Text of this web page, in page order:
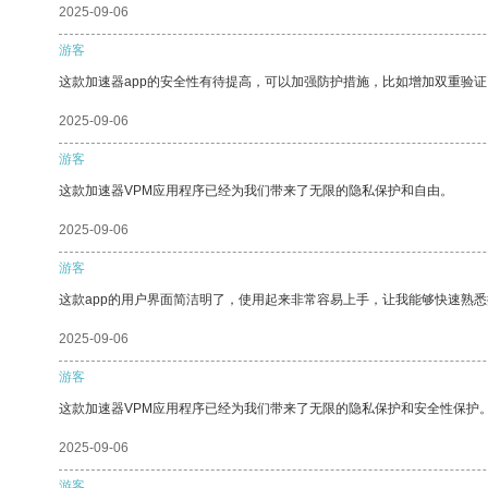
2025-09-06
游客
这款加速器app的安全性有待提高，可以加强防护措施，比如增加双重验
2025-09-06
游客
这款加速器VPM应用程序已经为我们带来了无限的隐私保护和自由。
2025-09-06
游客
这款app的用户界面简洁明了，使用起来非常容易上手，让我能够快速熟
2025-09-06
游客
这款加速器VPM应用程序已经为我们带来了无限的隐私保护和安全性保护
2025-09-06